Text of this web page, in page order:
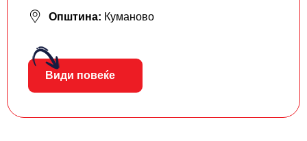
Општина: Куманово
Види повеќе